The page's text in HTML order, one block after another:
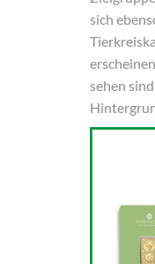
sich
sehen